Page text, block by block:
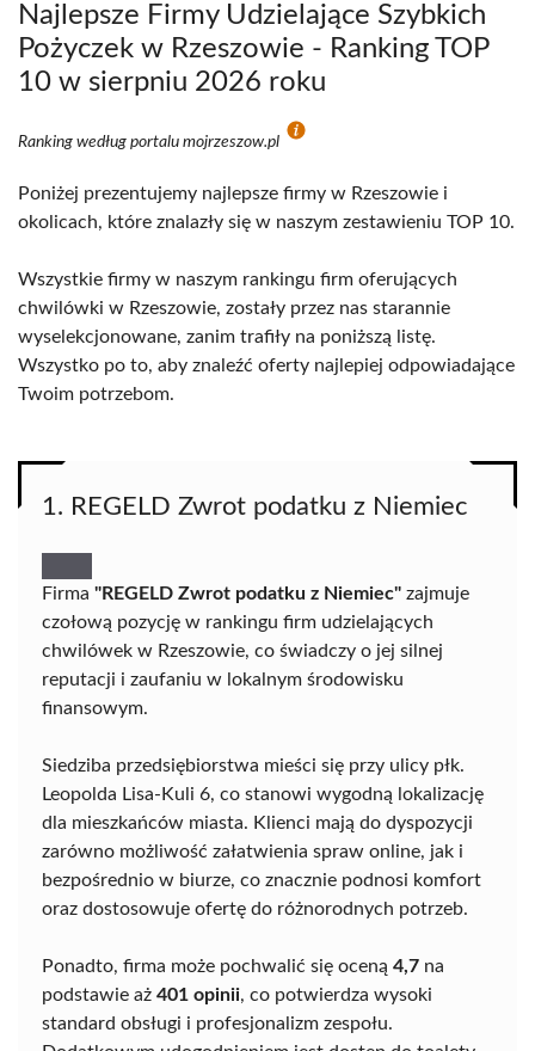
Najlepsze Firmy Udzielające Szybkich
Pożyczek w Rzeszowie - Ranking TOP
10 w sierpniu 2026 roku
Ranking według portalu mojrzeszow.pl
Poniżej prezentujemy najlepsze firmy w Rzeszowie i
okolicach, które znalazły się w naszym zestawieniu TOP 10.
Wszystkie firmy w naszym rankingu firm oferujących
chwilówki w Rzeszowie, zostały przez nas starannie
wyselekcjonowane, zanim trafiły na poniższą listę.
Wszystko po to, aby znaleźć oferty najlepiej odpowiadające
Twoim potrzebom.
1. REGELD Zwrot podatku z Niemiec
Firma "REGELD Zwrot podatku z Niemiec" zajmuje
czołową pozycję w rankingu firm udzielających
chwilówek w Rzeszowie, co świadczy o jej silnej
reputacji i zaufaniu w lokalnym środowisku
finansowym.
Siedziba przedsiębiorstwa mieści się przy ulicy płk.
Leopolda Lisa-Kuli 6, co stanowi wygodną lokalizację
dla mieszkańców miasta. Klienci mają do dyspozycji
zarówno możliwość załatwienia spraw online, jak i
bezpośrednio w biurze, co znacznie podnosi komfort
oraz dostosowuje ofertę do różnorodnych potrzeb.
Ponadto, firma może pochwalić się oceną 4,7 na
podstawie aż 401 opinii, co potwierdza wysoki
standard obsługi i profesjonalizm zespołu.